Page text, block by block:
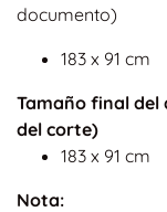
documento)
183 x 91 cm
Tamaño final del
del corte)
183 x 91 cm
Nota: